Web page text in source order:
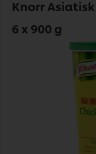
Knorr
6 x 900 g